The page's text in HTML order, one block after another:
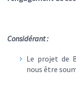
Considérant :
Le projet de
nous être